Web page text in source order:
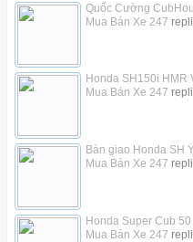
Quốc Cường
Mua Bán Xe 247
Honda SH150i HMR
Mua Bán Xe 247
Bàn giao Honda SH
Mua Bán Xe 247
Honda Super Cub 50
Mua Bán Xe 247